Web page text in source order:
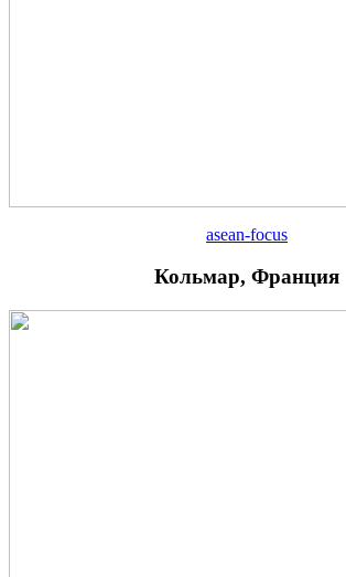
asean-focus
Кольмар, Франция